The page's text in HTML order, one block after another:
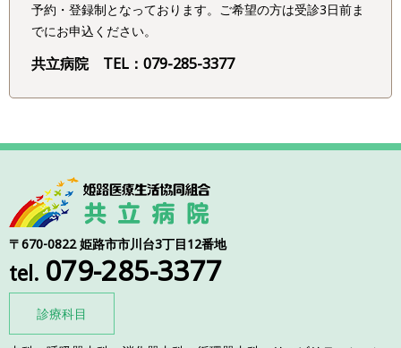
予約・登録制となっております。ご希望の方は受診3日前ま
でにお申込ください。
共立病院 TEL：079-285-3377
〒670-0822 姫路市市川台3丁目12番地
tel. 079-285-3377
診療科目